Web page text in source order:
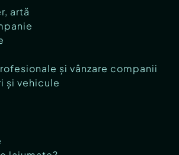
artă
și vânzare companii
și vehicule